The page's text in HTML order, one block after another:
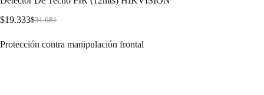
$31.681
$19.333
Protección contra manipulación frontal